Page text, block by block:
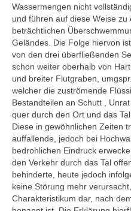
Wassermengen nicht
und führen auf diese Weise
beträchtlichen
Geländes. Die Folge hiervon
von den drei überfließenden
schon weiter oberhalb von
und breiter Flutgraben, umgspr.
welcher die zuströmende
Bestandteilen an Schutt ,
quer durch den Ort und das
Diese in gewöhnlichen Zeiten
auffallende, jedoch bei
bedrohlichen Eindruck
den Verkehr durch das Tal
behinderte, heute jedoch
keine Störung mehr
Charakteristikum dar, nach